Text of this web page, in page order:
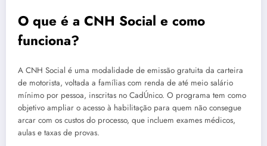
O que é a CNH Social e como
funciona?
A CNH Social é uma modalidade de emissão gratuita da carteira
de motorista, voltada a famílias com renda de até meio salário
mínimo por pessoa, inscritas no CadÚnico. O programa tem como
objetivo ampliar o acesso à habilitação para quem não consegue
arcar com os custos do processo, que incluem exames médicos,
aulas e taxas de provas.